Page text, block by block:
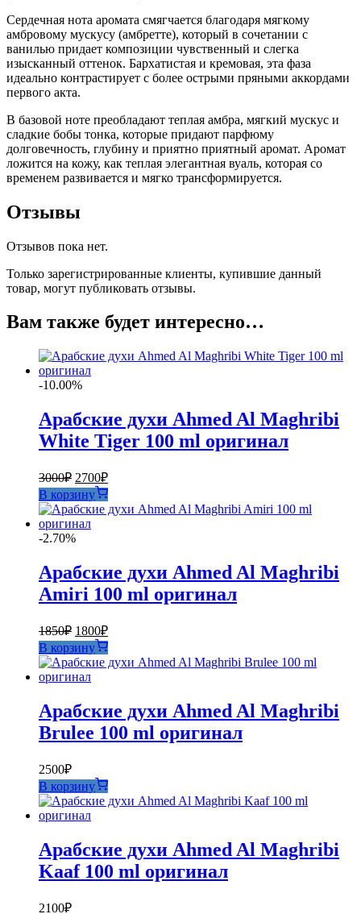
Сердечная нота аромата смягчается благодаря мягкому
амбровому мускусу (амбретте), который в сочетании с
ванилью придает композиции чувственный и слегка
изысканный оттенок. Бархатистая и кремовая, эта фаза
идеально контрастирует с более острыми пряными аккордами
первого акта.
В базовой ноте преобладают теплая амбра, мягкий мускус и
сладкие бобы тонка, которые придают парфюму
долговечность, глубину и приятно приятный аромат. Аромат
ложится на кожу, как теплая элегантная вуаль, которая со
временем развивается и мягко трансформируется.
Отзывы
Отзывов пока нет.
Только зарегистрированные клиенты, купившие данный
товар, могут публиковать отзывы.
Вам также будет интересно…
-10.00%
Арабские духи Ahmed Al Maghribi
White Tiger 100 ml оригинал
3000₽ Первоначальная
цена
составляла
3000₽.
2700₽Текущая
цена:
2700₽.
В корзину
-2.70%
Арабские духи Ahmed Al Maghribi
Amiri 100 ml оригинал
1850₽ Первоначальная
цена
составляла
1850₽.
1800₽Текущая
цена:
1800₽.
В корзину
Арабские духи Ahmed Al Maghribi
Brulee 100 ml оригинал
2500₽
В корзину
Арабские духи Ahmed Al Maghribi
Kaaf 100 ml оригинал
2100₽